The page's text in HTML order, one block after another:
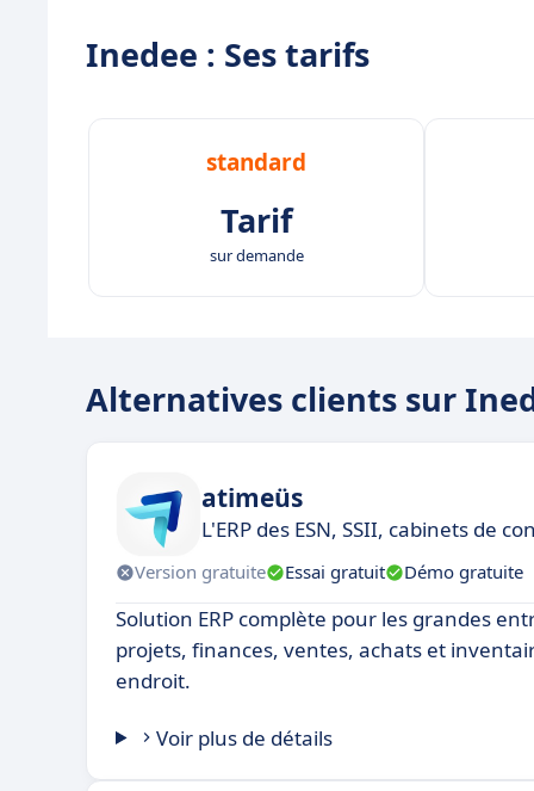
Inedee : Ses tarifs
standard
Tarif
sur demande
Alternatives clients sur
atimeüs
L'ERP des ESN, SSII, cabinets de
Version gratuite Essai gratuit Démo gratuite
Solution ERP complète pour les grandes
projets, finances, ventes, achats et
endroit.
Voir plus de détails